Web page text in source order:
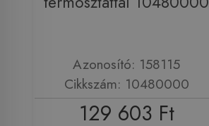
Azonosító: 158115
Cikkszám: 10480000
129 603 Ft